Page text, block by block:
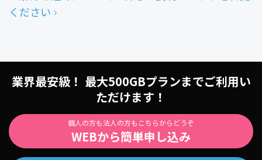
ください
業界最安級！ 最大500GBプランまでご利用い
ただけます！
個人の方も法人の方もこちらからどうぞ
WEBから簡単申し込み